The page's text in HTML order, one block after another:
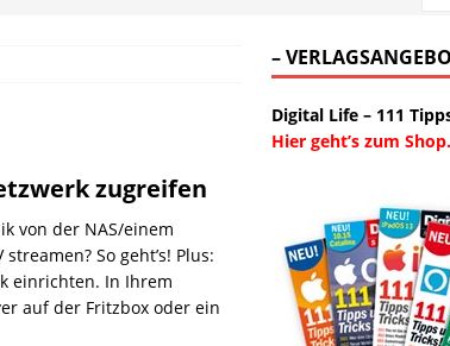
zugreifen
von der NAS/einem
So geht’s! Plus:
einrichten. In Ihrem
auf der Fritzbox oder ein
–
Digital Life – 111
Hier geht’s zum Shop.